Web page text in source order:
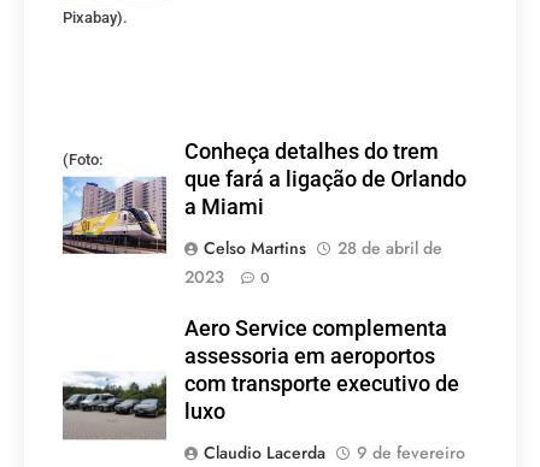
Pixabay).
(Foto:
divulgação)
Conheça detalhes do trem
que fará a ligação de Orlando
a Miami
Celso Martins
28 de abril de
2023
0
Aero Service complementa
assessoria em aeroportos
com transporte executivo de
luxo
Claudio Lacerda
9 de fevereiro